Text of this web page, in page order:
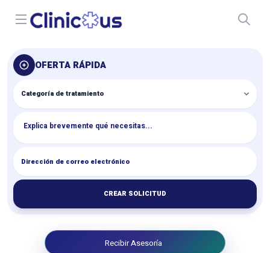
Open menu
OFERTA RÁPIDA
CREAR SOLICITUD
Recibir Asesoría